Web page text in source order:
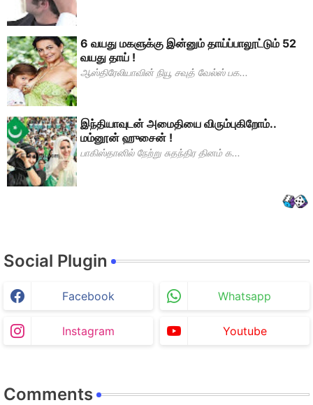
6 வயது மகளுக்கு இன்னும் தாய்ப்பாலூட்டும் 52
வயது தாய் !
ஆஸ்திரேலியாவின் நியூ சவுத் வேல்ஸ் பக...
இந்தியாவுடன் அமைதியை விரும்புகிறோம்..
மம்னூன் ஹுசைன் !
பாகிஸ்தானில் நேற்று சுதந்திர தினம் க...
Social Plugin
Facebook Whatsapp
Instagram Youtube
Comments